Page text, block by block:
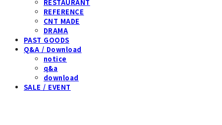
RESTAURANT
REFERENCE
CNT MADE
DRAMA
PAST GOODS
Q&A / Download
notice
q&a
download
SALE / EVENT